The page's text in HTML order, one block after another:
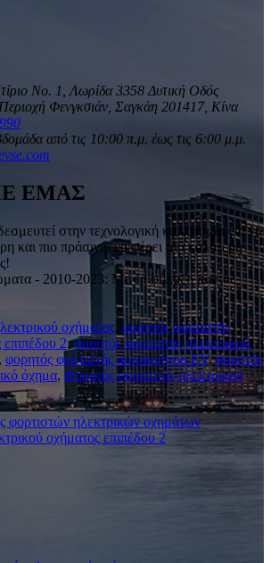
Νο. 1, Λωρίδα 3358 Δυτική Οδός
Φενγκσιάν, Σαγκάη 201417, Κίνα
από τις 10:00 π.μ. έως τις 6:00 μ.μ.
ΕΜΑΣ
στην τεχνολογική καινοτομία για να
και πιο πράσινη, να φέρει μια καλύτερη
- 2010-2023: Με επιφύλαξη παντός
οχήματος, φορητός φορτιστής
2,φορητός φορτιστής ηλεκτρικού
, φορητός φορτιστής αυτοκινήτου EV,φορητός
όχημα, Φορητός φορτιστής ηλεκτρικού
φορτιστών ηλεκτρικών οχημάτων
οχήματος επιπέδου 2